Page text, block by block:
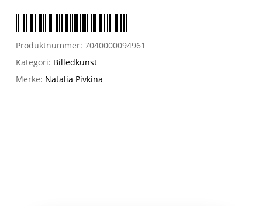
Produktnummer: 7040000094961
Kategori: Billedkunst
Merke: Natalia Pivkina